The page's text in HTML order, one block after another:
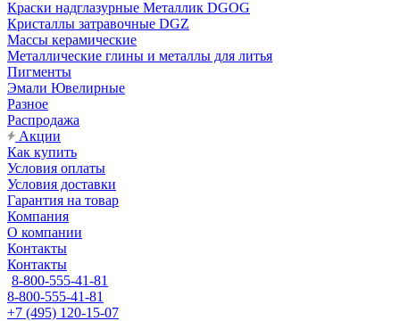
Краски надглазурные Металлик DGOG
Кристаллы затравочные DGZ
Массы керамические
Металлические глины и металлы для литья
Пигменты
Эмали Ювелирные
Разное
Распродажа
Акции
Как купить
Условия оплаты
Условия доставки
Гарантия на товар
Компания
О компании
Контакты
Контакты
8-800-555-41-81
8-800-555-41-81
+7 (495) 120-15-07